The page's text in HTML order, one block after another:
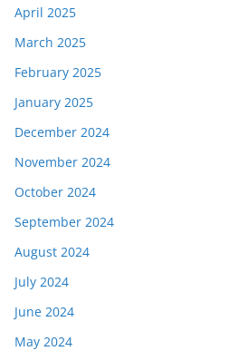
April 2025
March 2025
February 2025
January 2025
December 2024
November 2024
October 2024
September 2024
August 2024
July 2024
June 2024
May 2024